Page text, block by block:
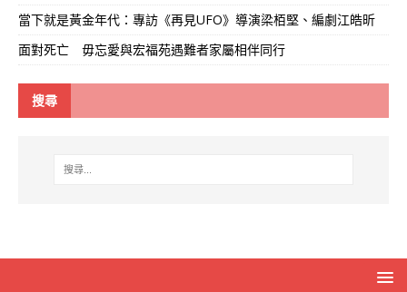
當下就是黃金年代：專訪《再見UFO》導演梁栢堅、編劇江皓昕
面對死亡 毋忘愛與宏福苑遇難者家屬相伴同行
搜尋